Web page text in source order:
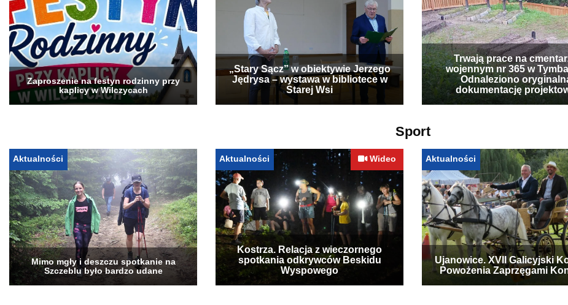
Zaproszenie na festyn rodzinny przy
kaplicy w Wilczycach
„Stary Sącz” w obiektywie Jerzego
Jędrysa – wystawa w bibliotece w
Starej Wsi
Trwają prace na
wojennym nr 365 w
Odnaleziono
dokumentację
Sport
Aktualności
Mimo mgły i deszczu spotkanie na
Szczeblu było bardzo udane
Aktualności Wideo
Kostrza. Relacja z wieczornego
spotkania odkrywców Beskidu
Wyspowego
Aktualności
Ujanowice. XVII Galicyjski
Powożenia Zaprzęgami